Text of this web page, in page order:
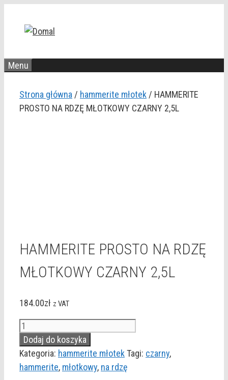
Menu
Strona główna / hammerite młotek / HAMMERITE
PROSTO NA RDZĘ MŁOTKOWY CZARNY 2,5L
HAMMERITE PROSTO NA RDZĘ
MŁOTKOWY CZARNY 2,5L
184.00zł z VAT
ilość
HAMMERITE
PROSTO
NA
Dodaj do koszyka
Kategoria: hammerite młotek Tagi: czarny,
hammerite, młotkowy, na rdzę